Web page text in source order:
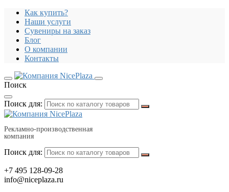
Как купить?
Наши услуги
Сувениры на заказ
Блог
О компании
Контакты
Поиск
Поиск для:
Рекламно-производственная
компания
Поиск для:
+7 495 128-09-28
info@niceplaza.ru